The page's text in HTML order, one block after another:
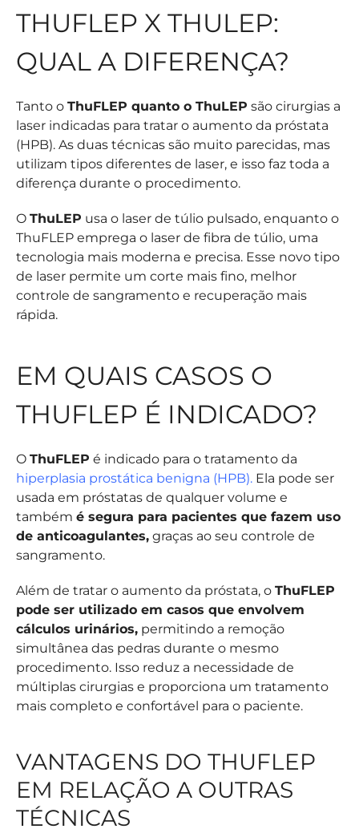
THUFLEP X THULEP:
QUAL A DIFERENÇA?
Tanto o ThuFLEP quanto o ThuLEP são cirurgias a
laser indicadas para tratar o aumento da próstata
(HPB). As duas técnicas são muito parecidas, mas
utilizam tipos diferentes de laser, e isso faz toda a
diferença durante o procedimento.
O ThuLEP usa o laser de túlio pulsado, enquanto o
ThuFLEP emprega o laser de fibra de túlio, uma
tecnologia mais moderna e precisa. Esse novo tipo
de laser permite um corte mais fino, melhor
controle de sangramento e recuperação mais
rápida.
EM QUAIS CASOS O
THUFLEP É INDICADO?
O ThuFLEP é indicado para o tratamento da
hiperplasia prostática benigna (HPB). Ela pode ser
usada em próstatas de qualquer volume e
também é segura para pacientes que fazem uso
de anticoagulantes, graças ao seu controle de
sangramento.
Além de tratar o aumento da próstata, o ThuFLEP
pode ser utilizado em casos que envolvem
cálculos urinários, permitindo a remoção
simultânea das pedras durante o mesmo
procedimento. Isso reduz a necessidade de
múltiplas cirurgias e proporciona um tratamento
mais completo e confortável para o paciente.
VANTAGENS DO THUFLEP
EM RELAÇÃO A OUTRAS
TÉCNICAS